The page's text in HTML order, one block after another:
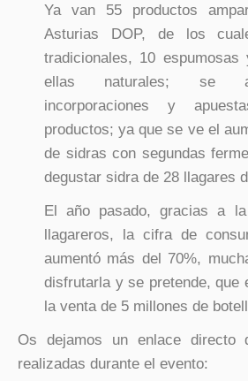
Ya van 55 productos
Asturias DOP, de los
tradicionales, 10
ellas naturales; se
incorporaciones y
productos; ya que se ve el
de sidras con segundas
degustar sidra de 28 llagares
El año pasado, gracias a
llagareros, la cifra de
aumentó más del 70%,
disfrutarla y se pretende, que
la venta de 5 millones de
Os dejamos un enlace directo
realizadas durante el evento: